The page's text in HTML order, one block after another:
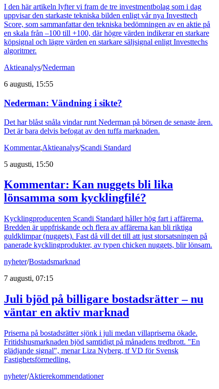
I den här artikeln lyfter vi fram de tre investmentbolag som i dag
uppvisar den starkaste tekniska bilden enligt vår nya Investtech
Score, som sammanfattar den tekniska bedömningen av en aktie på
en skala från –100 till +100, där högre värden indikerar en starkare
köpsignal och lägre värden en starkare säljsignal enligt Investtechs
algoritmer.
Aktieanalys/Nederman
6 augusti, 15:55
Nederman: Vändning i sikte?
Det har blåst snåla vindar runt Nederman på börsen de senaste åren.
Det är bara delvis befogat av den tuffa marknaden.
Kommentar,Aktieanalys/Scandi Standard
5 augusti, 15:50
Kommentar: Kan nuggets bli lika
lönsamma som kycklingfilé?
Kycklingproducenten Scandi Standard håller hög fart i affärerna.
Bredden är uppfriskande och flera av affärerna kan bli riktiga
guldklimpar (nuggets). Fast då vill det till att just storsatsningen på
panerade kycklingprodukter, av typen chicken nuggets, blir lönsam.
nyheter/Bostadsmarknad
7 augusti, 07:15
Juli bjöd på billigare bostadsrätter – nu
väntar en aktiv marknad
Priserna på bostadsrätter sjönk i juli medan villapriserna ökade.
Fritidshusmarknaden bjöd samtidigt på månadens tredbrott. "En
glädjande signal", menar Liza Nyberg, tf VD för Svensk
Fastighetsförmedling.
nyheter/Aktierekommendationer